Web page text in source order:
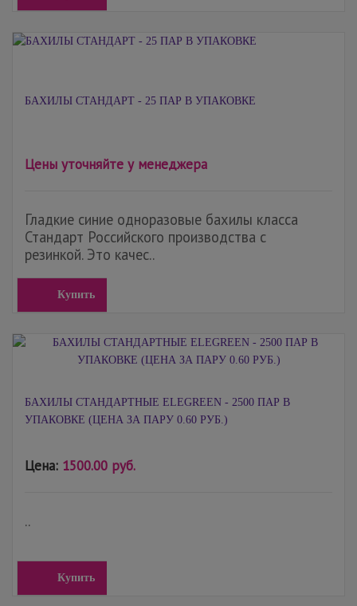
БАХИЛЫ СТАНДАРТ - 25 ПАР В УПАКОВКЕ
Цены уточняйте у менеджера
Гладкие синие одноразовые бахилы класса
Стандарт Российского производства с
резинкой. Это качес..
Купить
БАХИЛЫ СТАНДАРТНЫЕ ELEGREEN - 2500 ПАР В
УПАКОВКЕ (ЦЕНА ЗА ПАРУ 0.60 РУБ.)
Цена: 1500.00 руб.
..
Купить